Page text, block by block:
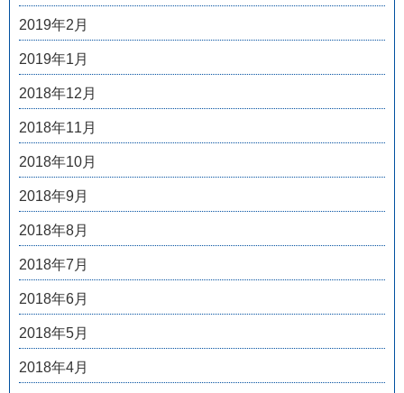
2019年2月
2019年1月
2018年12月
2018年11月
2018年10月
2018年9月
2018年8月
2018年7月
2018年6月
2018年5月
2018年4月